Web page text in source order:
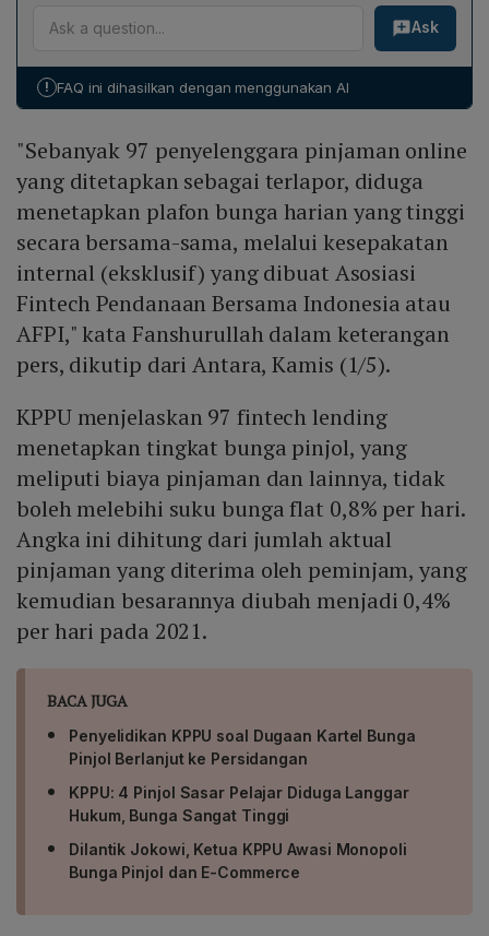
6%, dan AdaKami 5%. Sisanya tersebar pada
penyelenggara dengan pangsa minor, banyak di
Jika terbukti melanggar, KPPU dapat menjatuhkan
denda administratif hingga 50% dari keuntungan
pelanggaran atau sampai 10% dari penjualan di pasar
diharapkan menurunkan tingkat bunga, meningkatkan
UMKM, sekaligus memacu regulator memperketat
kontrol asosiasi dan standar industri fintech lending.
Ask
! FAQ ini dihasilkan dengan menggunakan AI
"Sebanyak 97 penyelenggara pinjaman online
yang ditetapkan sebagai terlapor, diduga
menetapkan plafon bunga harian yang tinggi
secara bersama-sama, melalui kesepakatan
internal (eksklusif) yang dibuat Asosiasi
Fintech Pendanaan Bersama Indonesia atau
AFPI," kata Fanshurullah dalam keterangan
pers, dikutip dari Antara, Kamis (1/5).
KPPU menjelaskan 97 fintech lending
menetapkan tingkat bunga pinjol, yang
meliputi biaya pinjaman dan lainnya, tidak
boleh melebihi suku bunga flat 0,8% per hari.
Angka ini dihitung dari jumlah aktual
pinjaman yang diterima oleh peminjam, yang
kemudian besarannya diubah menjadi 0,4%
per hari pada 2021.
BACA JUGA
Penyelidikan KPPU soal Dugaan Kartel Bunga
Pinjol Berlanjut ke Persidangan
KPPU: 4 Pinjol Sasar Pelajar Diduga Langgar
Hukum, Bunga Sangat Tinggi
Dilantik Jokowi, Ketua KPPU Awasi Monopoli
Bunga Pinjol dan E-Commerce